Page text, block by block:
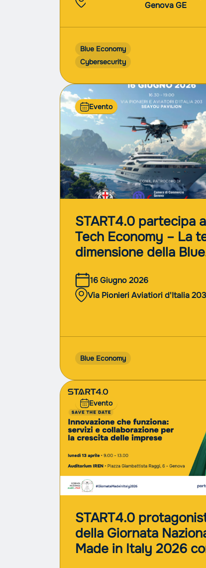
Genova GE
Blue Economy
Cybersecurity
Evento
START4.0 partecipa
Tech Economy – La
dimensione della Blue
16 Giugno 2026
Via Pionieri Aviatiori d'Italia 203
Blue Economy
Evento
START4.0
della Giornata
Made in Italy 2026